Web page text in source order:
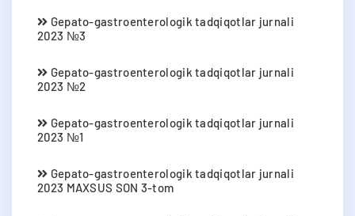
Gepato-gastroenterologik tadqiqotlar jurnali
2023 №3
Gepato-gastroenterologik tadqiqotlar jurnali
2023 №2
Gepato-gastroenterologik tadqiqotlar jurnali
2023 №1
Gepato-gastroenterologik tadqiqotlar jurnali
2023 MAXSUS SON 3-tom